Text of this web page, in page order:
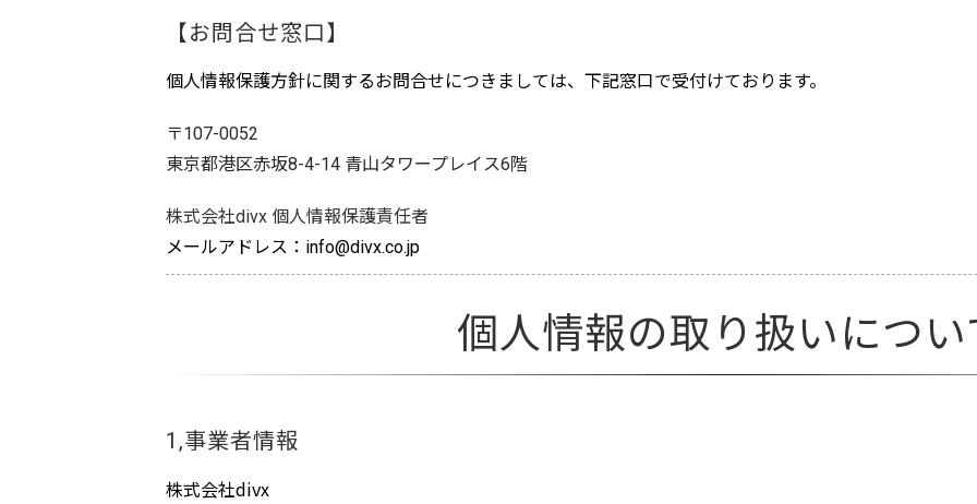
【お問合せ窓口】
個人情報保護方針に関するお問合せにつきましては、下記窓口で受付けております。
〒107-0052
東京都港区赤坂8-4-14 青山タワープレイス6階
株式会社divx 個人情報保護責任者
メールアドレス：info@divx.co.jp
個人情報の取り扱いについ
1,事業者情報
株式会社divx